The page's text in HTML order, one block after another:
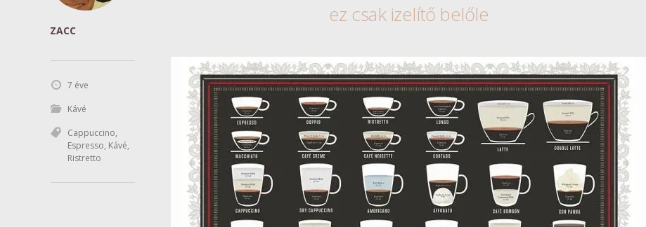
ez csak izelítő belőle
ZACC
7 éve
Kávé
Cappuccino,
Espresso, Kávé,
Ristretto